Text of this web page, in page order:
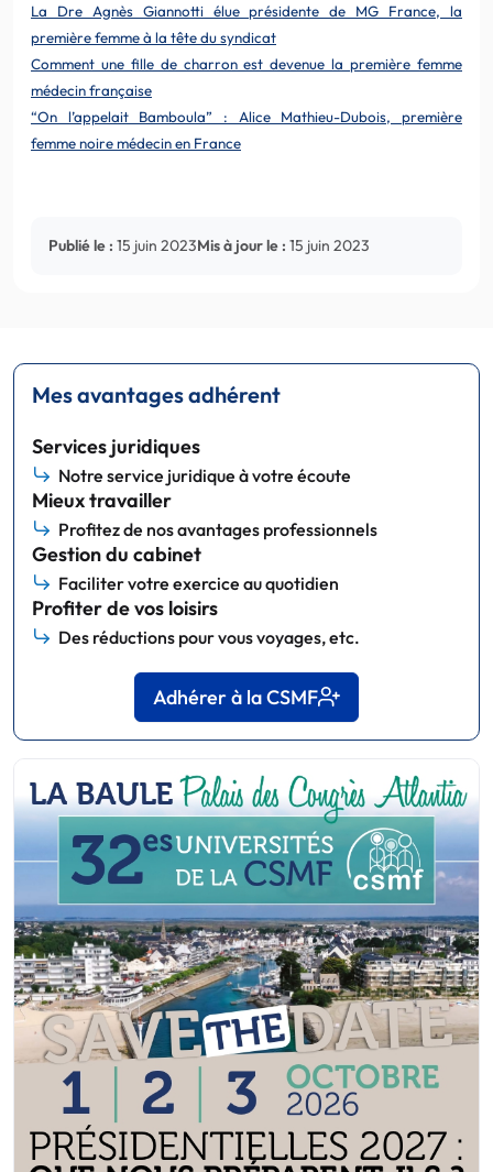
La Dre Agnès Giannotti élue présidente de MG France, la
première femme à la tête du syndicat
Comment une fille de charron est devenue la première femme
médecin française
“On l’appelait Bamboula” : Alice Mathieu-Dubois, première
femme noire médecin en France
Publié le : 15 juin 2023Mis à jour le : 15 juin 2023
Mes avantages adhérent
Services juridiques
Notre service juridique à votre écoute
Mieux travailler
Profitez de nos avantages professionnels
Gestion du cabinet
Faciliter votre exercice au quotidien
Profiter de vos loisirs
Des réductions pour vous voyages, etc.
Adhérer à la CSMF